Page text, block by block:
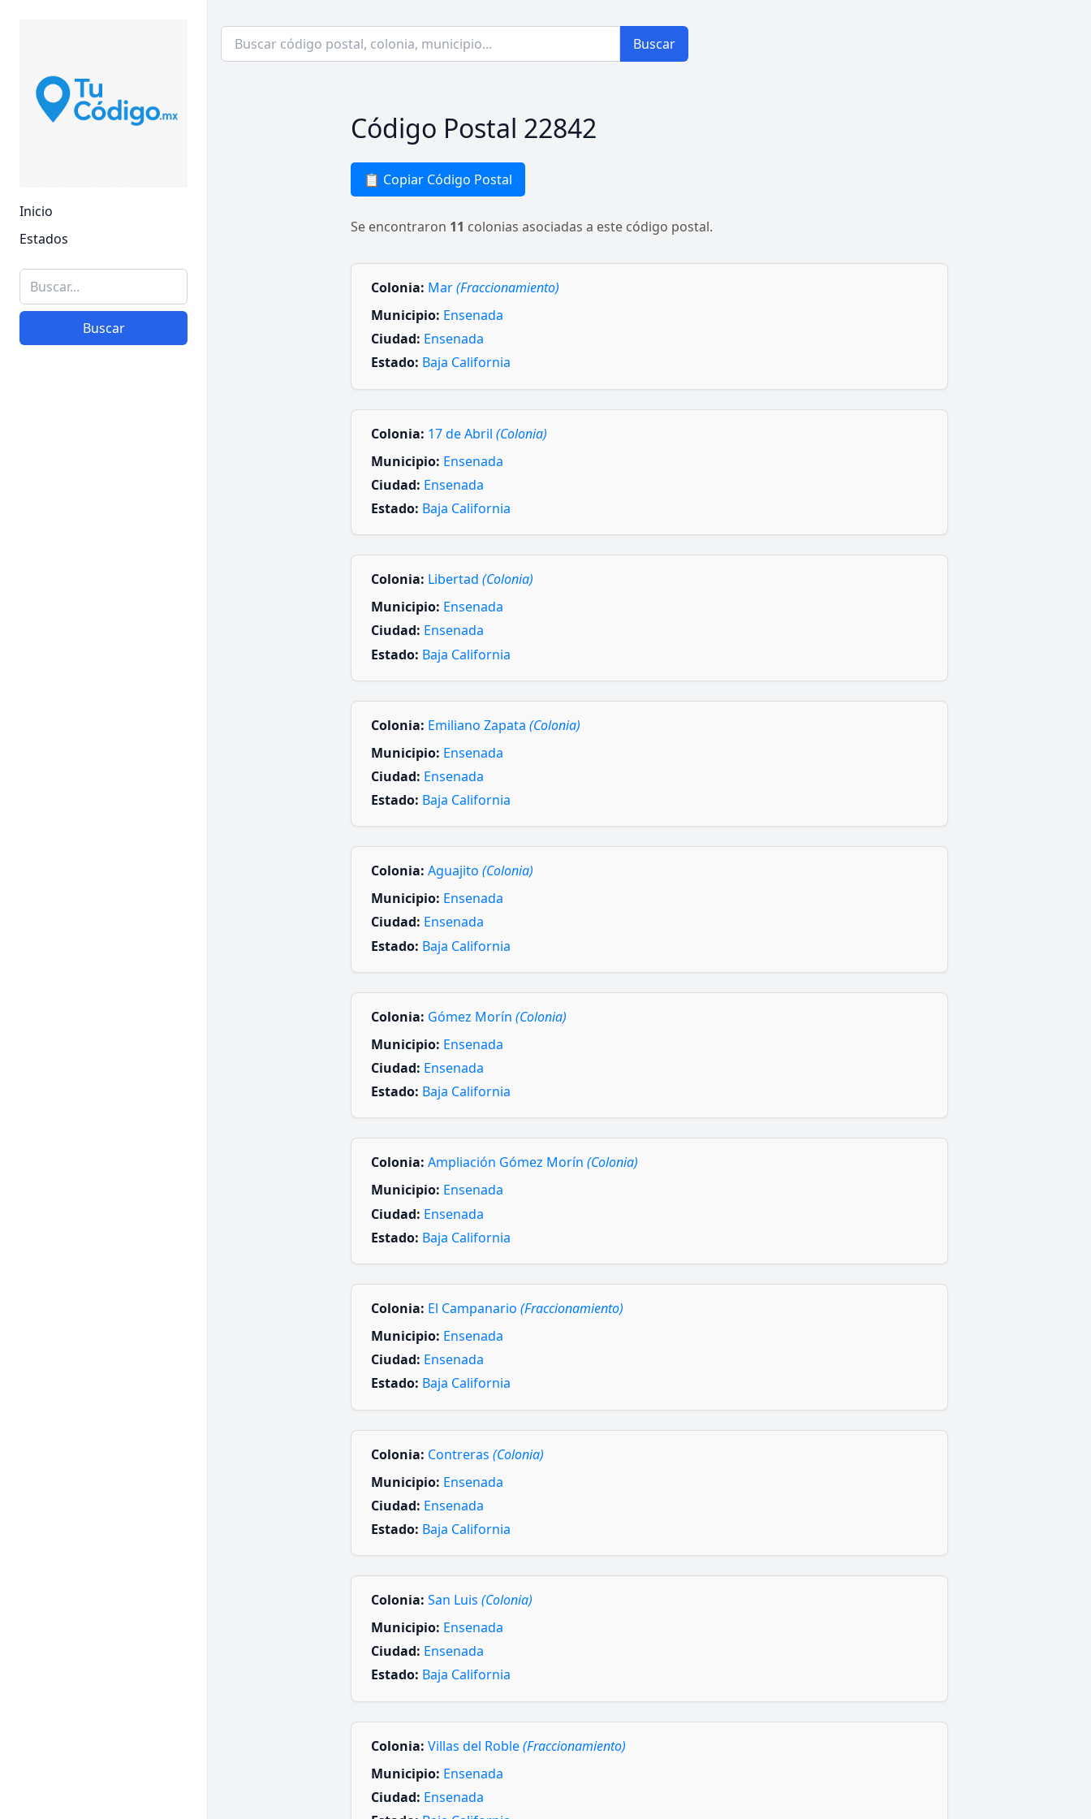
Inicio
Estados
Buscar
Buscar
Código Postal 22842
📋 Copiar Código Postal
Se encontraron 11 colonias asociadas a este código postal.
Colonia: Mar(Fraccionamiento)
Municipio: Ensenada
Ciudad: Ensenada
Estado: Baja California
Colonia: 17 de Abril (Colonia)
Municipio: Ensenada
Ciudad: Ensenada
Estado: Baja California
Colonia: Libertad (Colonia)
Municipio: Ensenada
Ciudad: Ensenada
Estado: Baja California
Colonia: Emiliano Zapata (Colonia)
Municipio: Ensenada
Ciudad: Ensenada
Estado: Baja California
Colonia: Aguajito (Colonia)
Municipio: Ensenada
Ciudad: Ensenada
Estado: Baja California
Colonia: Gómez Morín (Colonia)
Municipio: Ensenada
Ciudad: Ensenada
Estado: Baja California
Colonia: Ampliación Gómez Morín (Colonia)
Municipio: Ensenada
Ciudad: Ensenada
Estado: Baja California
Colonia: El Campanario (Fraccionamiento)
Municipio: Ensenada
Ciudad: Ensenada
Estado: Baja California
Colonia: Contreras (Colonia)
Municipio: Ensenada
Ciudad: Ensenada
Estado: Baja California
Colonia: San Luis (Colonia)
Municipio: Ensenada
Ciudad: Ensenada
Estado: Baja California
Colonia: Villas del Roble(Fraccionamiento)
Municipio: Ensenada
Ciudad: Ensenada